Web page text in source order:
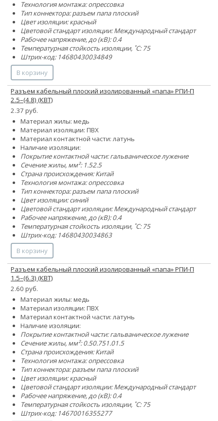
Технология монтажа: опрессовка
Тип коннектора: разъем папа плоский
Цвет изоляции: красный
Цветовой стандарт изоляции: Международный стандарт
Рабочее напряжение, до (кВ): 0.4
Температурная стойкость изоляции, ˚С: 75
Штрих-код: 14680430034849
В корзину
Разъем кабельный плоский изолированный «папа» РПИ-П
2.5–(4.8) (КВТ)
2.37 руб.
Материал жилы: медь
Материал изоляции: ПВХ
Материал контактной части: латунь
Наличие изоляции:
Покрытие контактной части: гальваническое лужение
Сечение жилы, мм²: 1.52.5
Страна происхождения: Китай
Технология монтажа: опрессовка
Тип коннектора: разъем папа плоский
Цвет изоляции: синий
Цветовой стандарт изоляции: Международный стандарт
Рабочее напряжение, до (кВ): 0.4
Температурная стойкость изоляции, ˚С: 75
Штрих-код: 14680430034863
В корзину
Разъем кабельный плоский изолированный «папа» РПИ-П
1.5–(6.3) (КВТ)
2.60 руб.
Материал жилы: медь
Материал изоляции: ПВХ
Материал контактной части: латунь
Наличие изоляции:
Покрытие контактной части: гальваническое лужение
Сечение жилы, мм²:0.50.751.01.5
Страна происхождения: Китай
Технология монтажа: опрессовка
Тип коннектора: разъем папа плоский
Цвет изоляции: красный
Цветовой стандарт изоляции: Международный стандарт
Рабочее напряжение, до (кВ): 0.4
Температурная стойкость изоляции, ˚С: 75
Штрих-код: 14670016355277